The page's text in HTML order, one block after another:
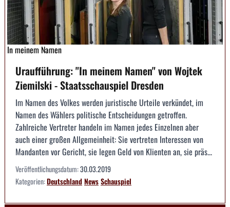
In meinem Namen
Uraufführung: "In meinem Namen" von Wojtek
Ziemilski - Staatsschauspiel Dresden
Im Namen des Volkes werden juristische Urteile verkündet, im
Namen des Wählers politische Entscheidungen getroffen.
Zahlreiche Vertreter handeln im Namen jedes Einzelnen aber
auch einer großen Allgemeinheit: Sie vertreten Interessen von
Mandanten vor Gericht, sie legen Geld von Klienten an, sie präs...
Veröffentlichungsdatum:30.03.2019
Kategorien:DeutschlandNewsSchauspiel